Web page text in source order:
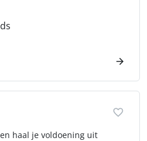
haal je voldoening uit